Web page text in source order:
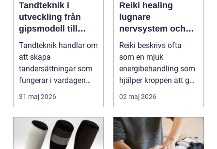
Tandteknik i
utveckling från
gipsmodell till
digitalt arbetsflöde
Tandteknik handlar om
att skapa
tandersättningar som
fungerar i vardagen
kronor, broar,
31 maj 2026
Reiki healing
lugnare
nervsystem och
djupare
återhämtning
Reiki beskrivs ofta
som en mjuk
energibehandling som
hjälper kroppen att gå
från stressläge till
02 maj 2026